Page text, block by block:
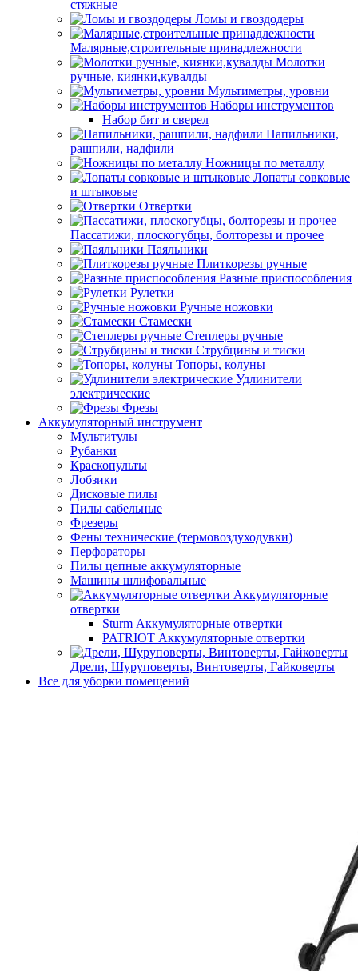
стяжные
Ломы и гвоздодеры
Малярные,строительные принадлежности
Молотки
ручные, киянки,кувалды
Мультиметры, уровни
Наборы инструментов
Набор бит и сверел
Напильники,
рашпили, надфили
Ножницы по металлу
Лопаты совковые
и штыковые
Отвертки
Пассатижи, плоскогубцы, болторезы и прочее
Паяльники
Плиткорезы ручные
Разные приспособления
Рулетки
Ручные ножовки
Стамески
Степлеры ручные
Струбцины и тиски
Топоры, колуны
Удлинители
электрические
Фрезы
Аккумуляторный инструмент
Мультитулы
Рубанки
Краскопульты
Лобзики
Дисковые пилы
Пилы сабельные
Фрезеры
Фены технические (термовоздуходувки)
Перфораторы
Пилы цепные аккумуляторные
Машины шлифовальные
Аккумуляторные
отвертки
Sturm Аккумуляторные отвертки
PATRIOT Аккумуляторные отвертки
Дрели, Шуруповерты, Винтоверты, Гайковерты
Все для уборки помещений